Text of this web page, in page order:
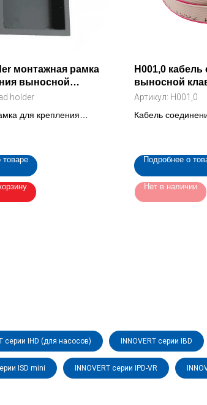
монтажная рамка
выносной
holder
для крепления
INNOVERT ITD.
товаре
H001,0
выносной
Артикул: H001,0
Кабель
Подробнее о
Нет в наличии
серии IHD (для насосов) INNOVERT серии IBD
ISD mini INNOVERT серии IPD-VR